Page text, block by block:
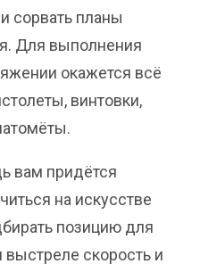
сорвать планы
Для выполнения
окажется всё
винтовки,
вам придётся
на искусстве
позицию для
выстреле скорость и